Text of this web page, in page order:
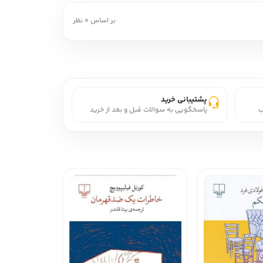
بر اساس 0 نظر
پشتیبانی خرید
پاسخگویی به سوالات قبل و بعد از خرید